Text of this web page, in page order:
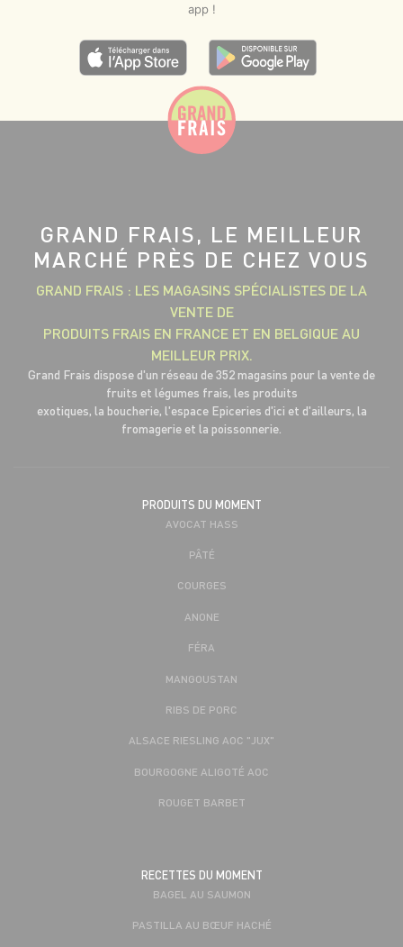
app !
GRAND FRAIS, LE MEILLEUR
MARCHÉ PRÈS DE CHEZ VOUS
GRAND FRAIS : LES MAGASINS SPÉCIALISTES DE LA
VENTE DE
PRODUITS FRAIS EN FRANCE ET EN BELGIQUE AU
MEILLEUR PRIX.
Grand Frais dispose d'un réseau de 352 magasins pour la vente de
fruits et légumes frais, les produits
exotiques, la boucherie, l'espace Epiceries d'ici et d'ailleurs, la
fromagerie et la poissonnerie.
PRODUITS DU MOMENT
AVOCAT HASS
PÂTÉ
COURGES
ANONE
FÉRA
MANGOUSTAN
RIBS DE PORC
ALSACE RIESLING AOC "JUX"
BOURGOGNE ALIGOTÉ AOC
ROUGET BARBET
RECETTES DU MOMENT
BAGEL AU SAUMON
PASTILLA AU BŒUF HACHÉ